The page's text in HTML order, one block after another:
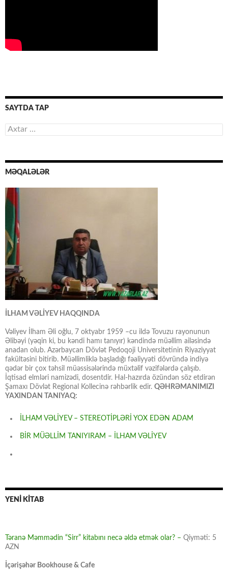
SAYTDA TAP
Axtarış:
MƏQALƏLƏR
İLHAM VƏLİYEV HAQQINDA
Vəliyev İlham Əli oğlu, 7 oktyabr 1959 –cu ildə Tovuzu rayonunun
Əlibəyi (yəqin ki, bu kəndi hamı tanıyır) kəndində müəllim ailəsində
anadan olub. Azərbaycan Dövlət Pedoqoji Universitetinin Riyaziyyat
fakültəsini bitirib. Müəllimliklə başladığı fəaliyyəti dövründə indiyə
qədər bir çox təhsil müəssisələrində müxtəlif vəzifələrdə çalışıb.
İqtisad elmləri namizədi, dosentdir. Hal-hazırda özündən söz etdirən
Şamaxı Dövlət Regional Kollecinə rəhbərlik edir. QƏHRƏMANIMIZI
YAXINDAN TANIYAQ:
İLHAM VƏLİYEV – STEREOTİPLƏRİ YOX EDƏN ADAM
BİR MÜƏLLİM TANIYIRAM – İLHAM VƏLİYEV
YENİ KİTAB
Təranə Məmmədin “Sirr” kitabını necə əldə etmək olar? – Qiyməti: 5
AZN
İçərişəhər Bookhouse & Cafe